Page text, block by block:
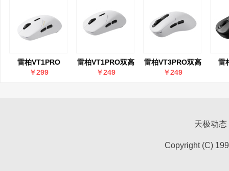
雷柏VT1PRO
MAX双高速双模版
￥299
雷柏VT1PRO双高
速双模版轻量化双
￥249
雷柏VT3PRO双高
速双模版中大手型
￥249
雷
天极动态
Copyright (C)